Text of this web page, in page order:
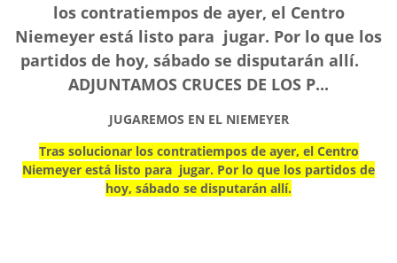
los contratiempos de ayer, el Centro
Niemeyer está listo para jugar. Por lo que los
partidos de hoy, sábado se disputarán allí.
ADJUNTAMOS CRUCES DE LOS P...
JUGAREMOS EN EL NIEMEYER
Tras solucionar los contratiempos de ayer, el Centro
Niemeyer está listo para jugar. Por lo que los partidos de
hoy, sábado se disputarán allí.